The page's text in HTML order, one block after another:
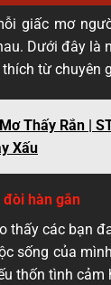
giấc mơ
Dưới đây là
từ chuyên
Mơ Thấy Rắn |
Xấu
đòi hàn gắn
thấy các bạn
sống của
thốn tình cảm